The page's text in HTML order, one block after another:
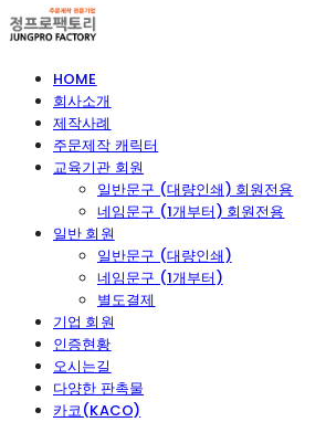
HOME
회사소개
제작사례
주문제작 캐릭터
교육기관 회원
일반문구 (대량인쇄) 회원전용
네임문구 (1개부터) 회원전용
일반 회원
일반문구 (대량인쇄)
네임문구 (1개부터)
별도결제
기업 회원
인증현황
오시는길
다양한 판촉물
카코(KACO)